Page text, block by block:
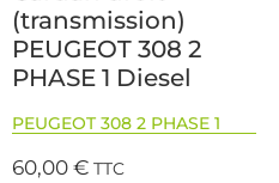
(transmission)
PEUGEOT 308 2
PHASE 1 Diesel
PEUGEOT 308 2 PHASE 1
60,00€ TTC